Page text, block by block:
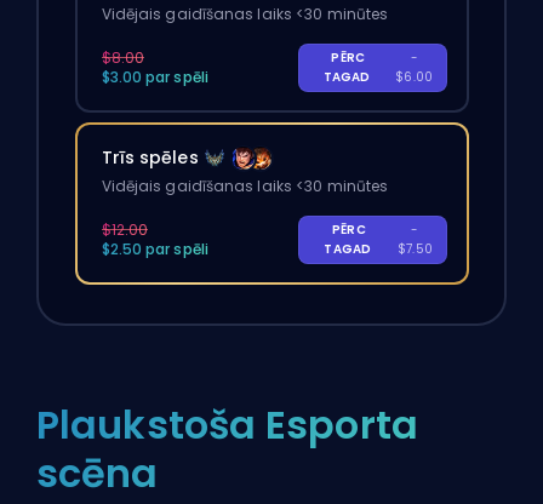
Vidējais gaidīšanas laiks <30 minūtes
$8.00
$3.00 par spēli
PĒRC
TAGAD
-
$6.00
Trīs spēles
Vidējais gaidīšanas laiks <30 minūtes
$12.00
$2.50 par spēli
PĒRC
TAGAD
-
$7.50
Plaukstoša Esporta
scēna